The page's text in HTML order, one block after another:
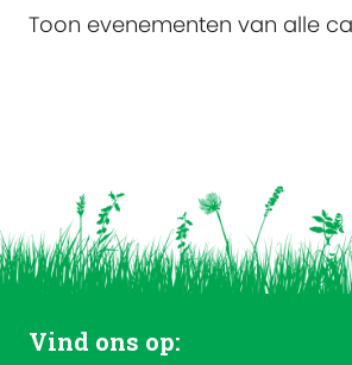
Toon evenementen van alle
Vind ons op: